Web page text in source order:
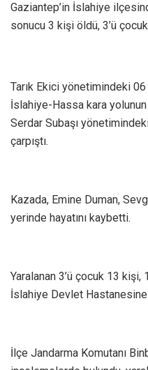
Gaziantep’in İslahiye
sonucu 3 kişi öldü, 3’ü
Tarık Ekici yönetimindeki
İslahiye-Hassa kara
Serdar Subaşı
çarpıştı.
Kazada, Emine Duman,
yerinde hayatını kaybetti.
Yaralanan 3’ü çocuk 13
İslahiye Devlet Hastanesine
İlçe Jandarma Komutanı